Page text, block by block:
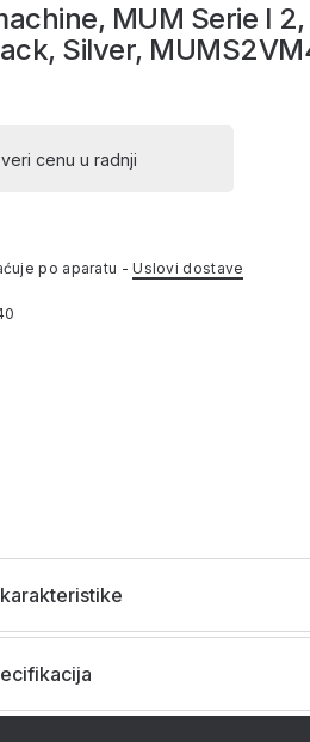
MUM Serie I 2,
Silver,
cenu u radnji
po aparatu -Uslovi dostave